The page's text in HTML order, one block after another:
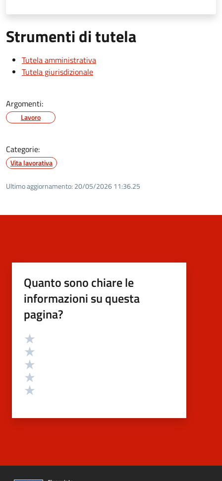
Strumenti di tutela
Tutela amministrativa
Tutela giurisdizionale
Argomenti:
Lavoro
Categorie:
Vita lavorativa
Ultimo aggiornamento: 20/05/2026 11:36.25
Quanto sono chiare le
informazioni su questa
pagina?
Valutazione